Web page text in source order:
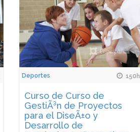
Deportes 150h
Curso de Curso de
GestiÃ³n de Proyectos
para el DiseÃ±o y
Desarrollo de